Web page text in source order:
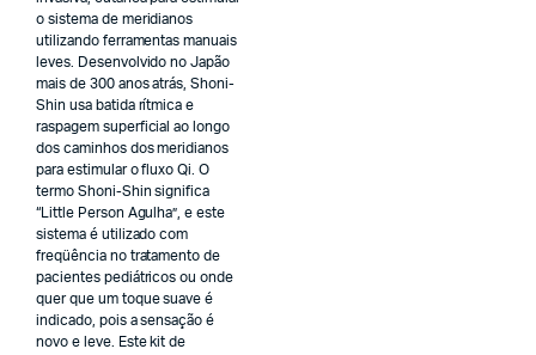
o sistema de meridianos
utilizando ferramentas manuais
leves. Desenvolvido no Japão
mais de 300 anos atrás, Shoni-
Shin usa batida rítmica e
raspagem superficial ao longo
dos caminhos dos meridianos
para estimular o fluxo Qi. O
termo Shoni-Shin significa
“Little Person Agulha”, e este
sistema é utilizado com
freqüência no tratamento de
pacientes pediátricos ou onde
quer que um toque suave é
indicado, pois a sensação é
novo e leve. Este kit de